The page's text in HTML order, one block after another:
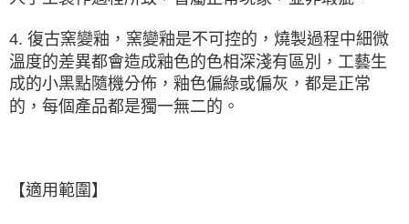
4. 復古窯變釉，窯變釉是不可控的 ，燒製過程中細微
溫度的差異都會造成釉色的色相深淺有區別，工藝生
成的小黑點隨機分佈，釉色偏綠或偏灰，都是正常
的，每個產品都是獨一無二的。
【適用範圍】